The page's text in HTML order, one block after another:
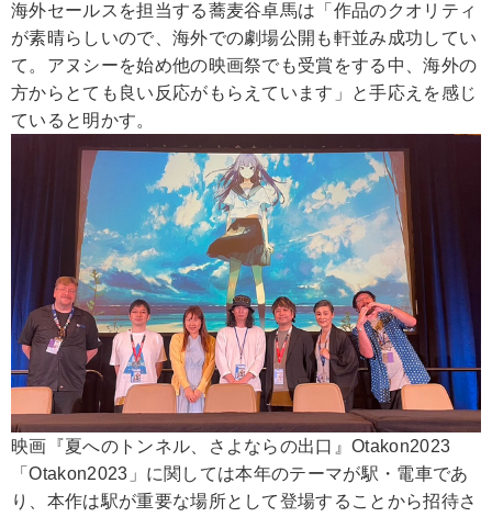
海外セールスを担当する蕎麦谷卓馬は「作品のクオリティ
が素晴らしいので、海外での劇場公開も軒並み成功してい
て。アヌシーを始め他の映画祭でも受賞をする中、海外の
方からとても良い反応がもらえています」と手応えを感じ
ていると明かす。
映画『夏へのトンネル、さよならの出口』Otakon2023
「Otakon2023」に関しては本年のテーマが駅・電車であ
り、本作は駅が重要な場所として登場することから招待さ